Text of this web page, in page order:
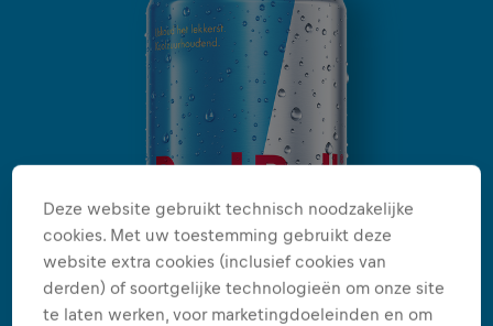
Deze website gebruikt technisch noodzakelijke
cookies. Met uw toestemming gebruikt deze
website extra cookies (inclusief cookies van
derden) of soortgelijke technologieën om onze site
te laten werken, voor marketingdoeleinden en om